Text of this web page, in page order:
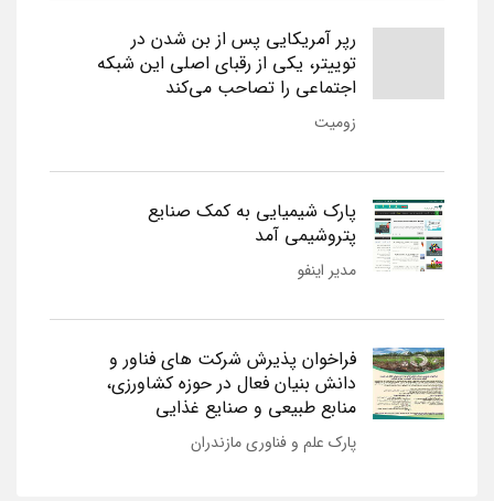
رپر آمریکایی پس از بن شدن در
توییتر، یکی از رقبای اصلی این شبکه
اجتماعی را تصاحب می‌کند
زومیت
پارک شیمیایی به کمک صنایع
پتروشیمی آمد
مدیر اینفو
فراخوان پذیرش شرکت های فناور و
دانش بنیان فعال در حوزه کشاورزی،
منابع طبیعی و صنایع غذایی
پارک علم و فناوری مازندران